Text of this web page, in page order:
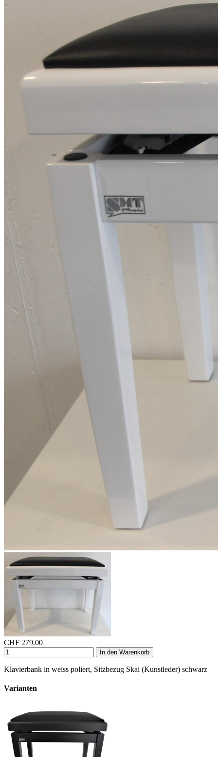
CHF 279.00
In den Warenkorb
Klavierbank in weiss poliert, Sitzbezug Skai (Kunstleder) schwarz
Varianten